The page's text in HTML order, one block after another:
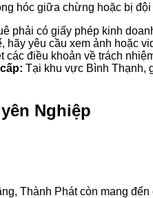
hóc giữa chừng hoặc bị
phải có giấy phép kinh
hãy yêu cầu xem ảnh hoặc
các điều khoản về trách
Tại khu vực Bình Thạnh,
Nghiệp
Thành Phát còn mang